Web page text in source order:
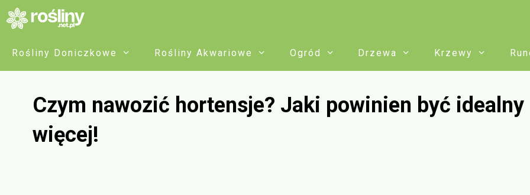
Przejdź
do
treściRośliny Doniczkowe Rośliny Akwariowe Ogród Drzewa Krzewy
Czym nawozić hortensje? Jaki powinien być idealny
więcej!